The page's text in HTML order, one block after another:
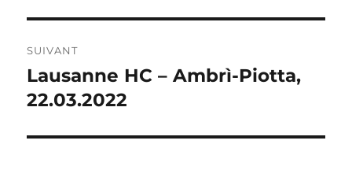
SUIVANT
Publication
suivante :
Lausanne HC – Ambrì-Piotta,
22.03.2022